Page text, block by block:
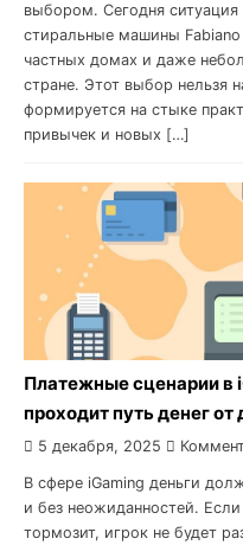
выбором. Сегодня
стиральные машины Fabiano
частных домах и даже
стране. Этот выбор нельзя
формируется на стыке
привычек и новых […]
Платежные сценарии в
проходит путь денег
5 декабря, 2025
В сфере iGaming деньги
и без неожиданностей.
тормозит, игрок не будет